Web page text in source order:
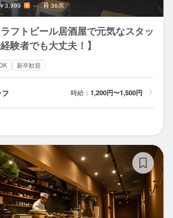
3,999 － 36席
フトビール居酒屋で元気なスタッ
験者でも大丈夫！】
新卒歓迎
時給： 1,200円〜1,500円